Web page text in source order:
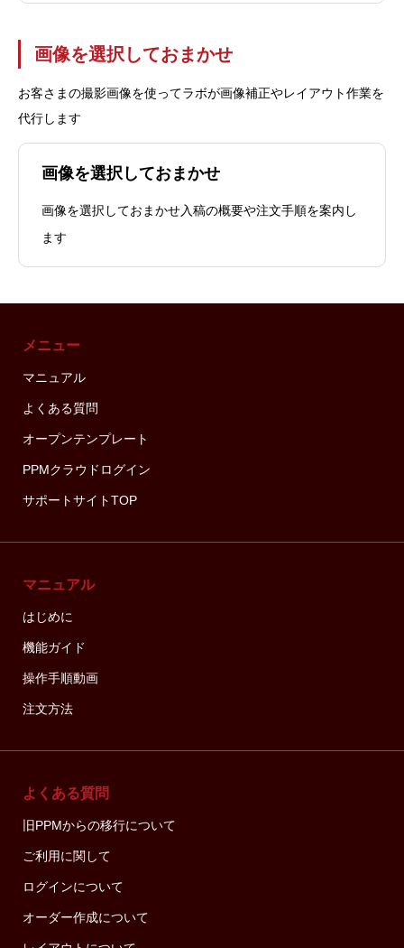
画像を選択しておまかせ
お客さまの撮影画像を使ってラボが画像補正やレイアウト作業を
代行します
画像を選択しておまかせ
画像を選択しておまかせ入稿の概要や注文手順を案内し
ます
メニュー
マニュアル
よくある質問
オープンテンプレート
PPMクラウドログイン
サポートサイトTOP
マニュアル
はじめに
機能ガイド
操作手順動画
注文方法
よくある質問
旧PPMからの移行について
ご利用に関して
ログインについて
オーダー作成について